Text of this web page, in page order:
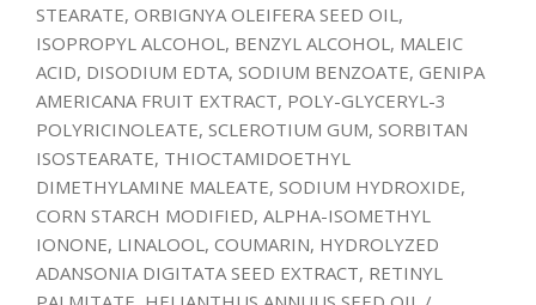
STEARATE, ORBIGNYA OLEIFERA SEED OIL,
ISOPROPYL ALCOHOL, BENZYL ALCOHOL, MALEIC
ACID, DISODIUM EDTA, SODIUM BENZOATE, GENIPA
AMERICANA FRUIT EXTRACT, POLY-GLYCERYL-3
POLYRICINOLEATE, SCLEROTIUM GUM, SORBITAN
ISOSTEARATE, THIOCTAMIDOETHYL
DIMETHYLAMINE MALEATE, SODIUM HYDROXIDE,
CORN STARCH MODIFIED, ALPHA-ISOMETHYL
IONONE, LINALOOL, COUMARIN, HYDROLYZED
ADANSONIA DIGITATA SEED EXTRACT, RETINYL